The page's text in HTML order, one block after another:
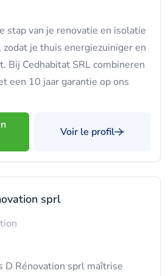
stap van je renovatie en isolatie
je thuis energiezuiniger en
Bij Cedhabitat SRL combineren
een 10 jaar garantie op ons
Voir le profil
sprl
D Rénovation sprl maîtrise